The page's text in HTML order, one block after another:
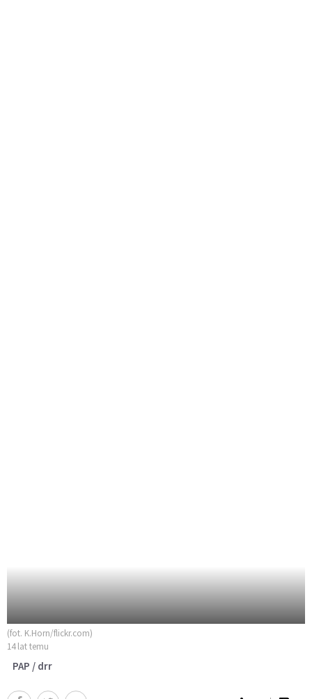
(fot. K.Horn/flickr.com)
14 lat temu
PAP / drr